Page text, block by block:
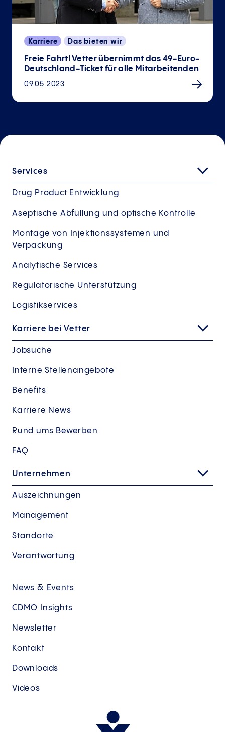
Karriere Das bieten wir
Freie Fahrt! Vetter übernimmt das 49-Euro-
Deutschland-Ticket für alle Mitarbeitenden
09.05.2023
Services
Drug Product Entwicklung
Aseptische Abfüllung und optische Kontrolle
Montage von Injektionssystemen und
Verpackung
Analytische Services
Regulatorische Unterstützung
Logistikservices
Karriere bei Vetter
Jobsuche
Interne Stellenangebote
Benefits
Karriere News
Rund ums Bewerben
FAQ
Unternehmen
Auszeichnungen
Management
Standorte
Verantwortung
News & Events
CDMO Insights
Newsletter
Kontakt
Downloads
Videos